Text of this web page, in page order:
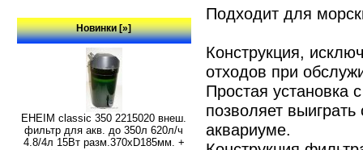
Новинки [»]
EHEIM classic 350 2215020 внеш.
фильтр для акв. до 350л 620л/ч
4.8/4л 15Вт разм.370хD185мм. +
Подходит для
Конструкция,
отходов при
Простая установка
позволяет
аквариуме.